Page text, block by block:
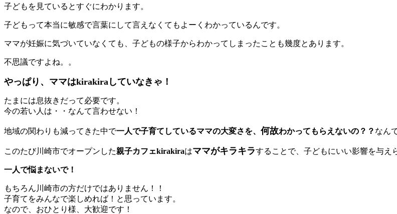
子どもを見ているとすぐにわかります。
子どもって本当に敏感で言葉にして言えなくてもよーくわかっているんです。
ママが妊娠に気づいていなくても、子どもの様子からわかってしまったことも幾度とあります。
不思議ですよね。。
やっぱり、ママはkirakiraしていなきゃ！
たまには息抜きだって必要です。
今の若い人は・・なんて言わせない！
地域の関わりも減ってきた中で一人で子育てしているママの大変さを、 何故わかってもらえないの？？ なん
このたび川崎市でオープンした親子カフェkirakiraはママがキラキラすることで、子どもにいい影響を与え
一人で悩まないで！
もちろん川崎市の方だけではありません！！
子育てをみんなで楽しめれば！と思っています。
なので、おひとり様、大歓迎です！